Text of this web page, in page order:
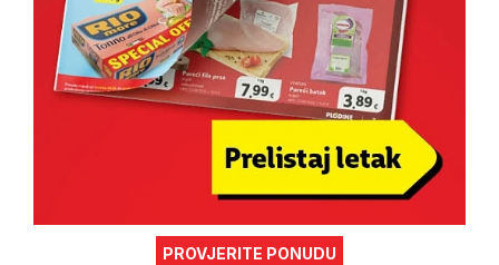
PROVJERITE PONUDU